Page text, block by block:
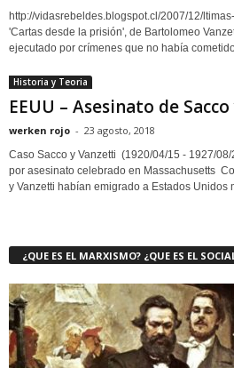
http://vidasrebeldes.blogspot.cl/2007/12/
'Cartas desde la prisión', de Bartolomeo
ejecutado por crímenes que no había
Historia y Teoria
EEUU – Asesinato de
werken rojo - 23 agosto, 2018
Caso Sacco y Vanzetti (1920/04/15 - 1927/
por asesinato celebrado en Massachusetts
y Vanzetti habían emigrado a Estados Unidos
¿QUE ES EL MARXISMO? ¿QUE ES EL